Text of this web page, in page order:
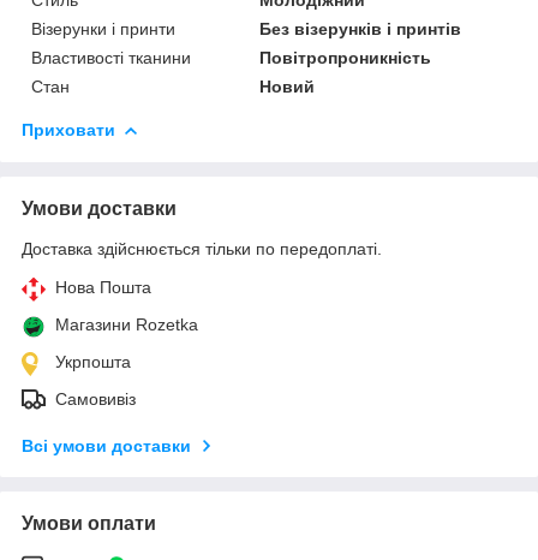
Візерунки і принти
Без візерунків і принтів
Властивості тканини
Повітропроникність
Стан
Новий
Приховати
Умови доставки
Доставка здійснюється тільки по передоплаті.
Нова Пошта
Магазини Rozetka
Укрпошта
Самовивіз
Всі умови доставки
Умови оплати